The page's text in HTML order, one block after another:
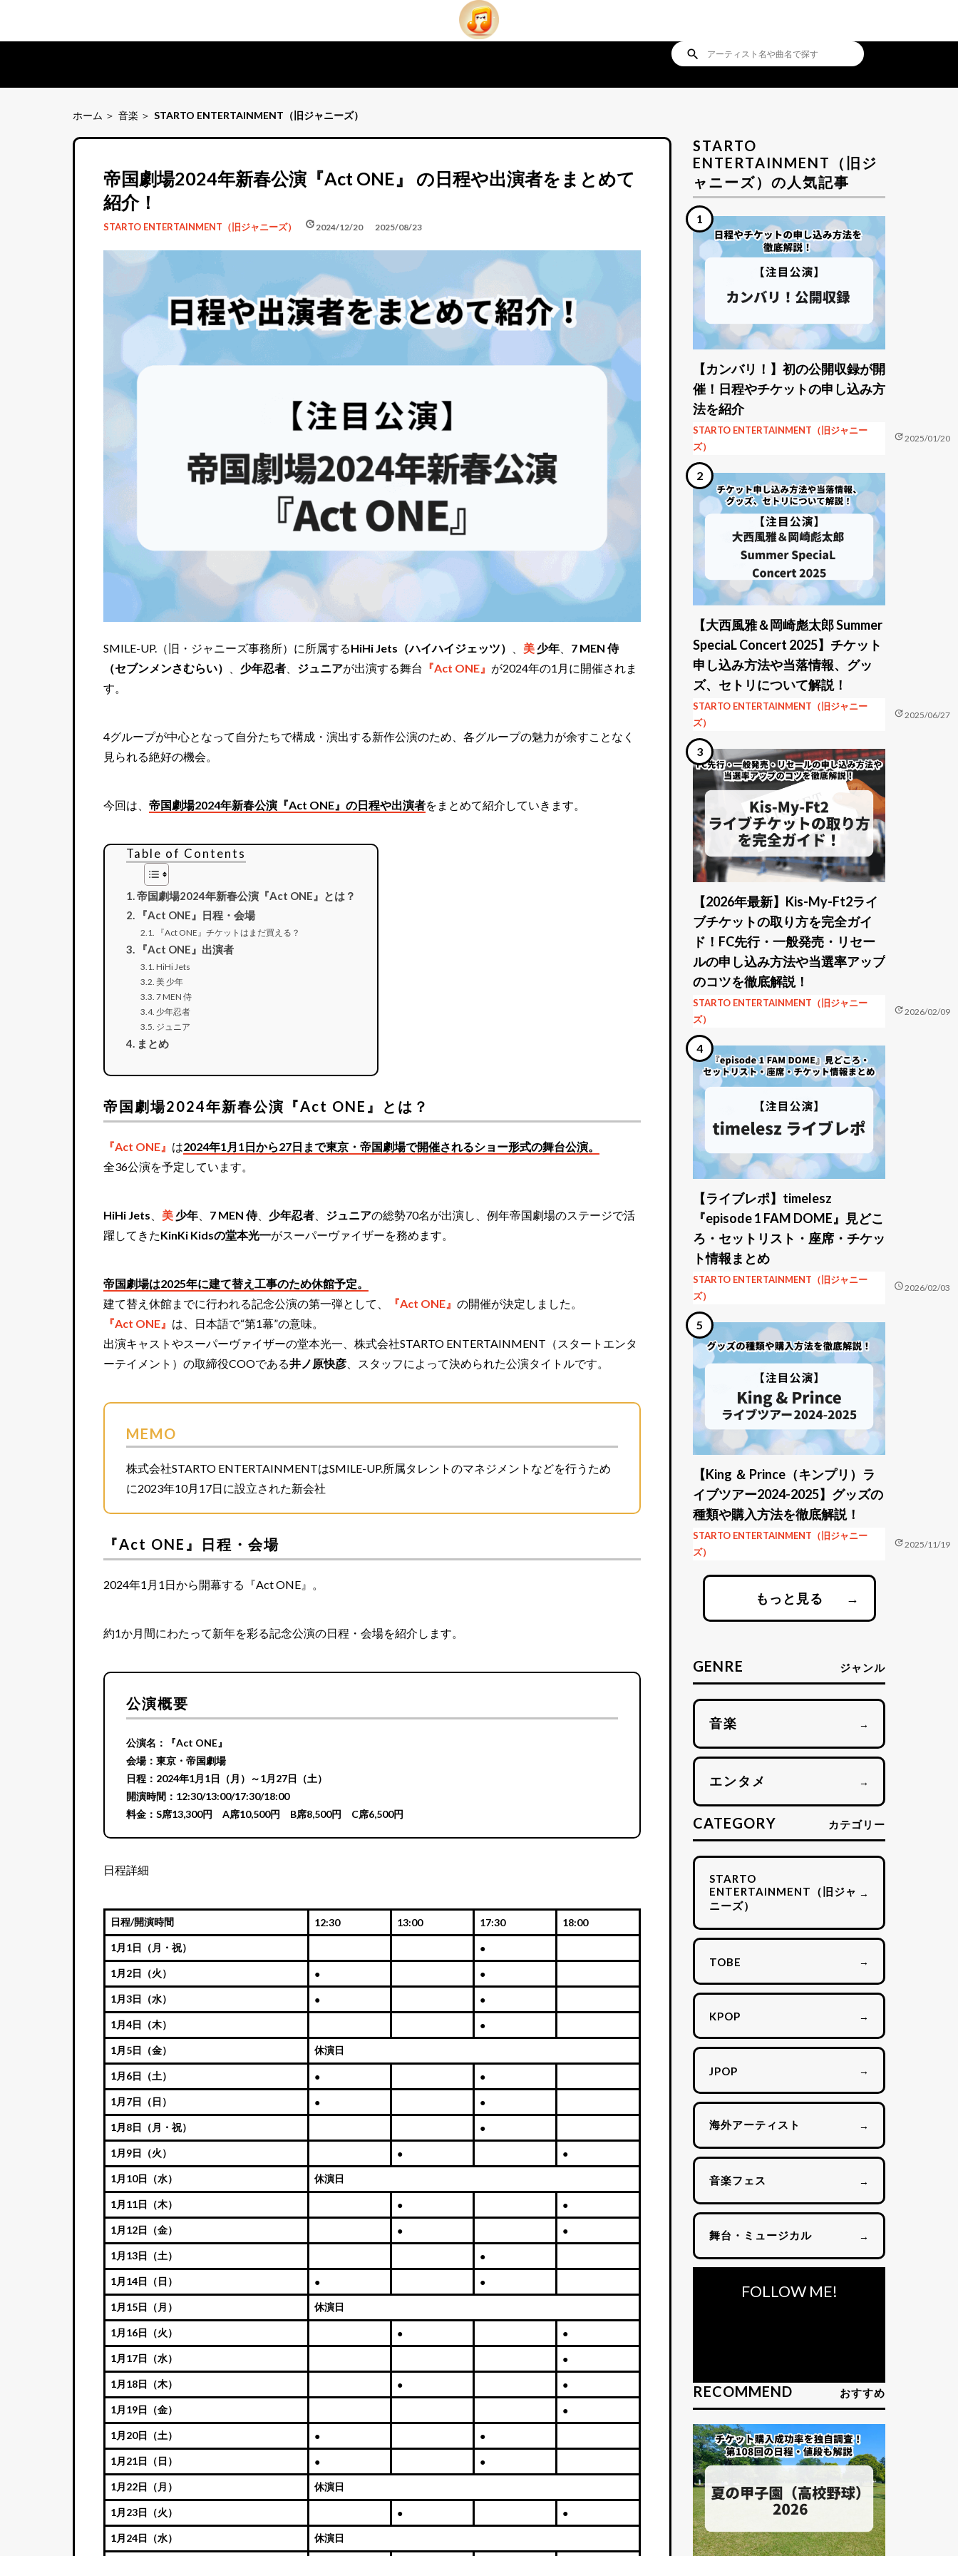
search
ホーム 音楽 STARTO ENTERTAINMENT（旧ジャニーズ）
帝国劇場2024年新春公演『Act ONE』 の日程や出演者をまとめて
紹介！
STARTO ENTERTAINMENT（旧ジャニーズ） schedule2024/12/20
update 2025/08/23
SMILE-UP.（旧・ジャニーズ事務所）に所属するHiHi Jets（ハイハイジェッツ） 美少年
7 MEN 侍
（セブンメンさむらい）
少年忍者 ジュニアが出演する舞台 『Act ONE』 が2024年の1月に開催されま
す。
4グループが中心となって自分たちで構成・演出する新作公演のため、各グループの魅力が余すことなく
見られる絶好の機会。
今回は、 帝国劇場2024年新春公演『Act ONE』の日程や出演者をまとめて紹介していきます。
Table of Contents
帝国劇場2024年新春公演『Act ONE』とは？
『Act ONE』日程・会場
『Act ONE』チケットはまだ買える？
『Act ONE』出演者
HiHi Jets
美 少年
7 MEN 侍
少年忍者
ジュニア
まとめ
帝国劇場2024年新春公演『Act ONE』とは？
『Act ONE』 は2024年1月1日から27日まで東京・帝国劇場で開催されるショー形式の舞台公演。
全36公演を予定しています。
HiHi Jets 美少年 7 MEN 侍、 少年忍者 ジュニアの総勢70名が出演し、例年帝国劇場のステージで活
躍してきたKinKi Kidsの堂本光一がスーパーヴァイザーを務めます。
帝国劇場は2025年に建て替え工事のため休館予定。
建て替え休館までに行われる記念公演の第一弾として、
『Act ONE』 の開催が決定しました。
『Act ONE』 は、日本語で“第1幕”の意味。
出演キャストやスーパーヴァイザーの堂本光一、株式会社STARTO ENTERTAINMENT（スタートエンタ
ーテイメント）の取締役COOである井ノ原快彦 、スタッフによって決められた公演タイトルです。
MEMO
株式会社STARTO ENTERTAINMENTはSMILE-UP.所属タレントのマネジメントなどを行うため
に2023年10月17日に設立された新会社
『Act ONE』日程・会場
2024年1月1日から開幕する『Act ONE』。
約1か月間にわたって新年を彩る記念公演の日程・会場を紹介します。
公演概要
公演名：『Act ONE』
会場：東京・帝国劇場
日程：2024年1月1日（月）～1月27日（土）
開演時間：12:30/13:00/17:30/18:00
料金：S席13,300円 A席10,500円 B席8,500円 C席6,500円
日程詳細
日程/開演時間 12:30 13:00 17:30 18:00
1月1日（月・祝） ●
1月2日（火） ● ●
1月3日（水） ● ●
1月4日（木） ●
1月5日（金） 休演日
1月6日（土） ● ●
1月7日（日） ● ●
1月8日（月・祝） ●
1月9日（火） ● ●
1月10日（水） 休演日
1月11日（木） ● ●
1月12日（金） ● ●
1月13日（土） ●
1月14日（日） ● ●
1月15日（月） 休演日
1月16日（火） ● ●
1月17日（水） ●
1月18日（木） ● ●
1月19日（金） ●
1月20日（土） ● ●
1月21日（日） ● ●
1月22日（月） 休演日
1月23日（火） ● ●
1月24日（水） 休演日
STARTO
ENTERTAINMENT（旧ジ
ャニーズ）の人気記事
【カンバリ！】初の公開収録が開
催！日程やチケットの申し込み方
法を紹介
STARTO ENTERTAINMENT（旧ジャニー
ズ）
update2025/01/20
【大西風雅＆岡崎彪太郎 Summer
SpeciaL Concert 2025】チケット
申し込み方法や当落情報、グッ
ズ、セトリについて解説！
STARTO ENTERTAINMENT（旧ジャニー
ズ）
update2025/06/27
【2026年最新】Kis-My-Ft2ライ
ブチケットの取り方を完全ガイ
ド！FC先行・一般発売・リセー
ルの申し込み方法や当選率アップ
のコツを徹底解説！
STARTO ENTERTAINMENT（旧ジャニー
ズ）
update2026/02/09
【ライブレポ】timelesz
『episode 1 FAM DOME』見どこ
ろ・セットリスト・座席・チケッ
ト情報まとめ
STARTO ENTERTAINMENT（旧ジャニー
ズ）
schedule2026/02/03
【King ＆ Prince（キンプリ）ラ
イブツアー2024-2025】グッズの
種類や購入方法を徹底解説！
STARTO ENTERTAINMENT（旧ジャニー
ズ）
update2025/11/19
もっと見る →
GENRE ジャンル
音楽 →
エンタメ →
CATEGORY カテゴリー
STARTO
ENTERTAINMENT（旧ジャ
ニーズ）
→
TOBE →
KPOP →
JPOP →
海外アーティスト →
音楽フェス →
舞台・ミュージカル →
FOLLOW ME!
RECOMMEND おすすめ